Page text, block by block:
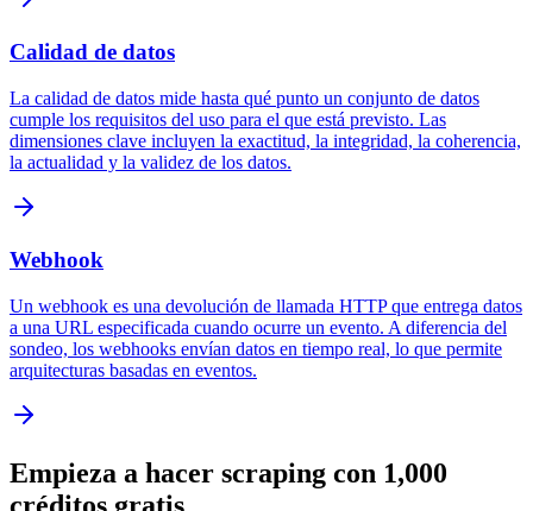
Calidad de datos
La calidad de datos mide hasta qué punto un conjunto de datos
cumple los requisitos del uso para el que está previsto. Las
dimensiones clave incluyen la exactitud, la integridad, la coherencia,
la actualidad y la validez de los datos.
Webhook
Un webhook es una devolución de llamada HTTP que entrega datos
a una URL especificada cuando ocurre un evento. A diferencia del
sondeo, los webhooks envían datos en tiempo real, lo que permite
arquitecturas basadas en eventos.
Empieza a hacer scraping con 1,000